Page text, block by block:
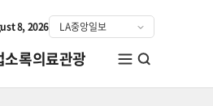
8, 2026
소록의료관광